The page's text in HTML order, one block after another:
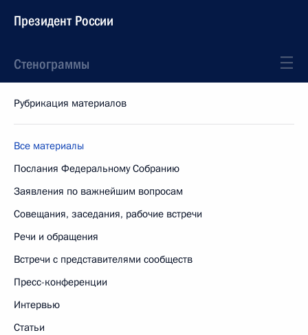
Президент России
Стенограммы
Рубрикация материалов
Все материалы
Послания Федеральному Собранию
Заявления по важнейшим вопросам
Совещания, заседания, рабочие встречи
Речи и обращения
Встречи с представителями сообществ
Пресс-конференции
Интервью
Статьи